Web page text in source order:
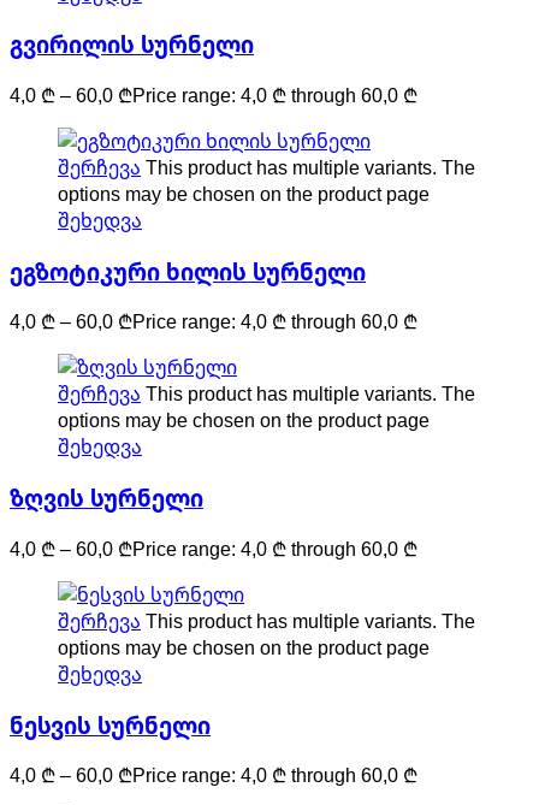
გვირილის სურნელი
4,0 ₾–60,0 ₾Price range: 4,0 ₾ through 60,0 ₾
შერჩევა This product has multiple variants. The
options may be chosen on the product page
შეხედვა
ეგზოტიკური ხილის სურნელი
4,0 ₾–60,0 ₾Price range: 4,0 ₾ through 60,0 ₾
შერჩევა This product has multiple variants. The
options may be chosen on the product page
შეხედვა
ზღვის სურნელი
4,0 ₾–60,0 ₾Price range: 4,0 ₾ through 60,0 ₾
შერჩევა This product has multiple variants. The
options may be chosen on the product page
შეხედვა
ნესვის სურნელი
4,0 ₾–60,0 ₾Price range: 4,0 ₾ through 60,0 ₾